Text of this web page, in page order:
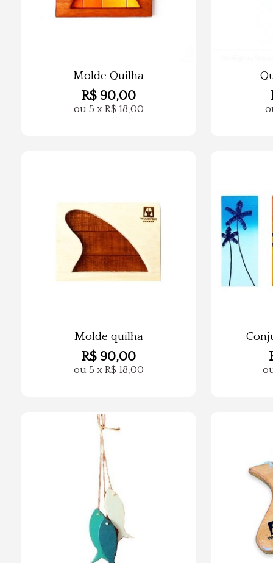
Molde Quilha
R$ 90,00
ou 5 x R$ 18,00
Molde quilha
R$ 90,00
ou 5 x R$ 18,00